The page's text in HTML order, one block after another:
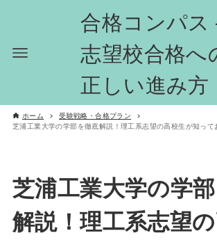
合格コンパス
志望校合格へ
正しい進み方
ホーム
受験戦略・合格プラン
芝浦工業大学の学部を徹底解説！理工系志望の高校生が知って
芝浦工業大学の学
解説！理工系志望